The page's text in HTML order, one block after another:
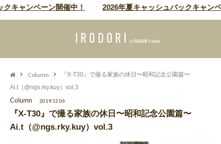
ーン開催中！ 2026年夏キャッシュバックキャンペーン開催
Column
『X-T30』で撮る家族の休日〜昭和記念公園篇〜
Ai.t（@ngs.rky.kuy）vol.3
Column 2019.12.06
『X-T30』で撮る家族の休日〜昭和記念公園篇〜
Ai.t（@ngs.rky.kuy）vol.3